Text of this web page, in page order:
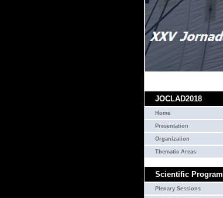
JOCLAD2018
Home
Presentation
Organization
Thematic Areas
Scientific Program
Plenary Sessions